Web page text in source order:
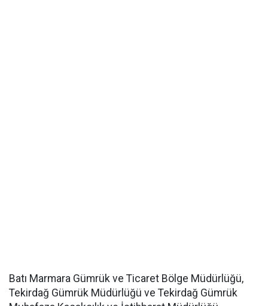
Batı Marmara Gümrük ve Ticaret Bölge Müdürlüğü,
Tekirdağ Gümrük Müdürlüğü ve Tekirdağ Gümrük